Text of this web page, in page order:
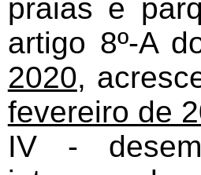
praias e
artigo 8º-A
2020,
fevereiro de
IV -